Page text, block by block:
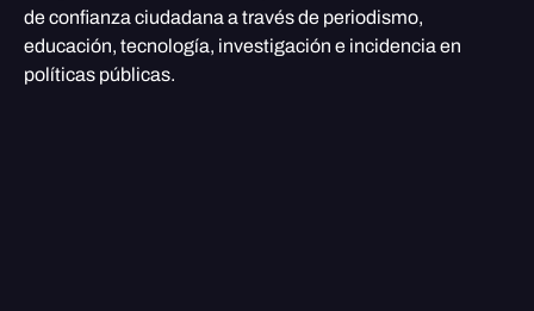
de confianza ciudadana a través de periodismo,
educación, tecnología, investigación e incidencia en
políticas públicas.